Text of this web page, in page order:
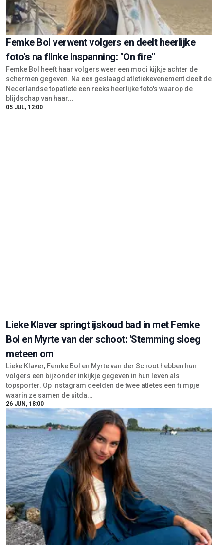
Femke Bol verwent volgers en deelt heerlijke
foto's na flinke inspanning: "On fire"
Femke Bol heeft haar volgers weer een mooi kijkje achter de
schermen gegeven. Na een geslaagd atletiekevenement deelt de
Nederlandse topatlete een reeks heerlijke foto's waarop de
blijdschap van haar...
05 JUL, 12:00
waarin ze samen de uitda...
26 JUN, 18:00
Femke Kok geniet van optreden van
naamgenoot Femke Bol: "The Queen"
Dat topsporters onderling veel respect voor elkaar hebben, bleek
dit weekend opnieuw tijdens de FBK Games in Hengelo.
Schaatsster Femke Kok was aanwezig bij dit prestigieuze
Nederlandse atletiekevenem...